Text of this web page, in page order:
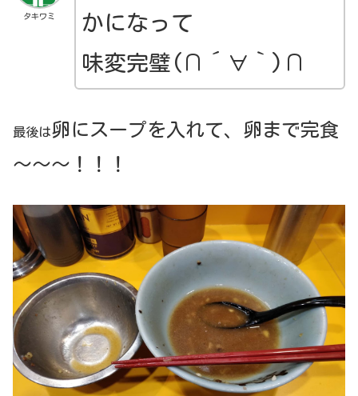
タキワミ
かになって
味変完璧(∩´∀｀)∩
最後は卵にスープを入れて、卵まで完食
～～～！！！